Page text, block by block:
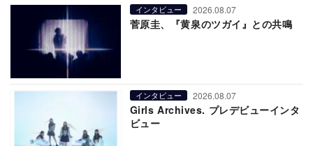
インタビュー 2026.08.07
菅原圭、『黄泉のツガイ』との共鳴
インタビュー 2026.08.07
Girls Archives. プレデビューインタ
ビュー